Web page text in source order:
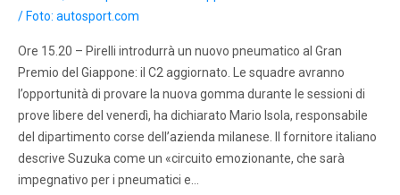
Ore 15.20 – Pirelli introdurrà un nuovo pneumatico al Gran
Premio del Giappone: il C2 aggiornato. Le squadre avranno
l’opportunità di provare la nuova gomma durante le sessioni di
prove libere del venerdì, ha dichiarato Mario Isola, responsabile
del dipartimento corse dell’azienda milanese. Il fornitore italiano
descrive Suzuka come un «circuito emozionante, che sarà
impegnativo per i pneumatici e…